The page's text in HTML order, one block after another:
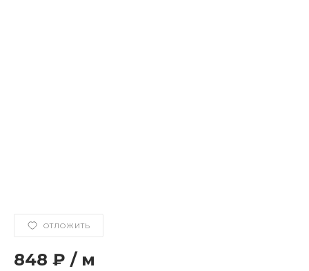
ОТЛОЖИТЬ
848 ₽ / м